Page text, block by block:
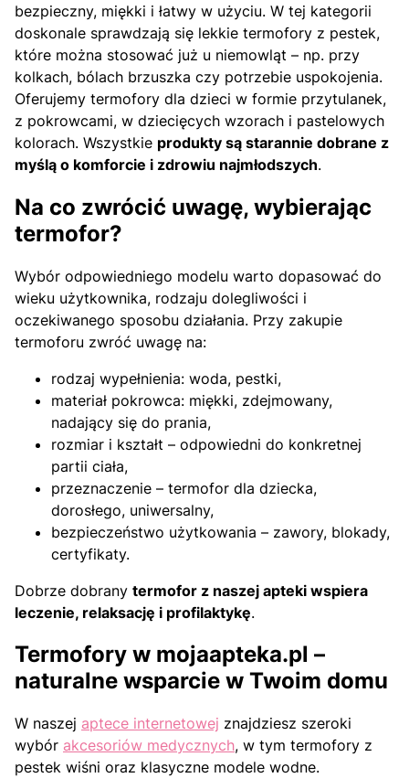
bezpieczny, miękki i łatwy w użyciu. W tej kategorii
doskonale sprawdzają się lekkie termofory z pestek,
które można stosować już u niemowląt – np. przy
kolkach, bólach brzuszka czy potrzebie uspokojenia.
Oferujemy termofory dla dzieci w formie przytulanek,
z pokrowcami, w dziecięcych wzorach i pastelowych
kolorach. Wszystkie produkty są starannie dobrane z
myślą o komforcie i zdrowiu najmłodszych.
Na co zwrócić uwagę, wybierając
termofor?
Wybór odpowiedniego modelu warto dopasować do
wieku użytkownika, rodzaju dolegliwości i
oczekiwanego sposobu działania. Przy zakupie
termoforu zwróć uwagę na:
rodzaj wypełnienia: woda, pestki,
materiał pokrowca: miękki, zdejmowany,
nadający się do prania,
rozmiar i kształt – odpowiedni do konkretnej
partii ciała,
przeznaczenie – termofor dla dziecka,
dorosłego, uniwersalny,
bezpieczeństwo użytkowania – zawory, blokady,
certyfikaty.
Dobrze dobrany termofor z naszej apteki wspiera
leczenie, relaksację i profilaktykę.
Termofory w mojaapteka.pl –
naturalne wsparcie w Twoim domu
W naszej aptece internetowej znajdziesz szeroki
wybór akcesoriów medycznych, w tym termofory z
pestek wiśni oraz klasyczne modele wodne.